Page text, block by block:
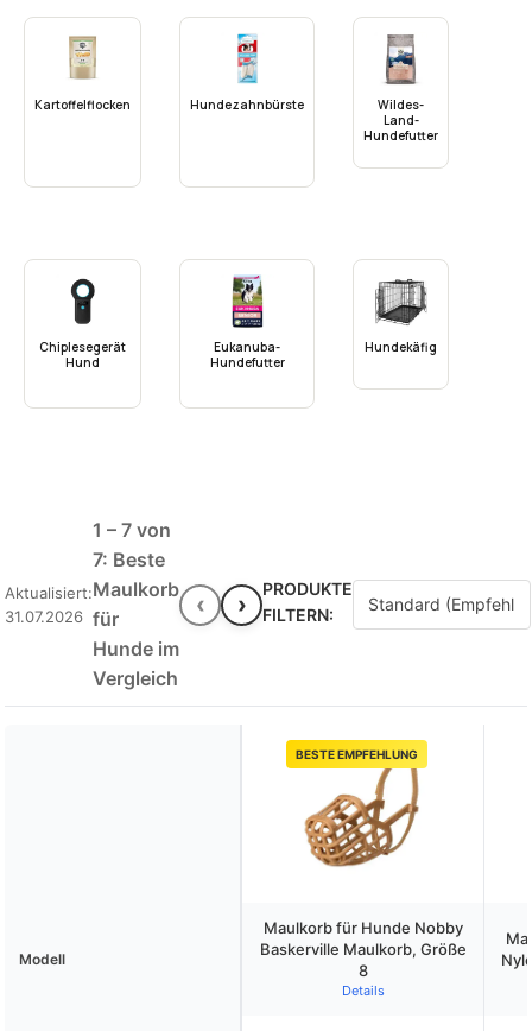
Kartoffelflocken Hundezahnbürste
Wildes-
Land-
Hundefutter
Chiplesegerät
Hund
Eukanuba-
Hundefutter
Hundekäfig
Aktualisiert:
31.07.2026
1 – 7 von
7: Beste
Maulkorb
für
Hunde im
Vergleich
‹ ›
PRODUKTE
FILTERN:
BESTE EMPFEHLUNG
Modell
Maulkorb für Hunde Nobby
Baskerville Maulkorb, Größe
8
Details